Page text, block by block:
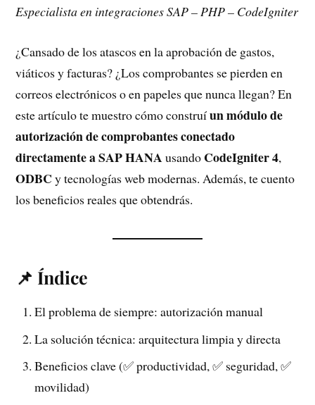
Especialista en integraciones SAP – PHP – CodeIgniter
¿Cansado de los atascos en la aprobación de gastos,
viáticos y facturas? ¿Los comprobantes se pierden en
correos electrónicos o en papeles que nunca llegan? En
este artículo te muestro cómo construíun módulo de
autorización de comprobantes conectado
directamente a SAP HANAusando CodeIgniter 4,
ODBC y tecnologías web modernas. Además, te cuento
los beneficios reales que obtendrás.
📌 Índice
El problema de siempre: autorización manual
La solución técnica: arquitectura limpia y directa
Beneficios clave (✅ productividad, ✅ seguridad, ✅
movilidad)